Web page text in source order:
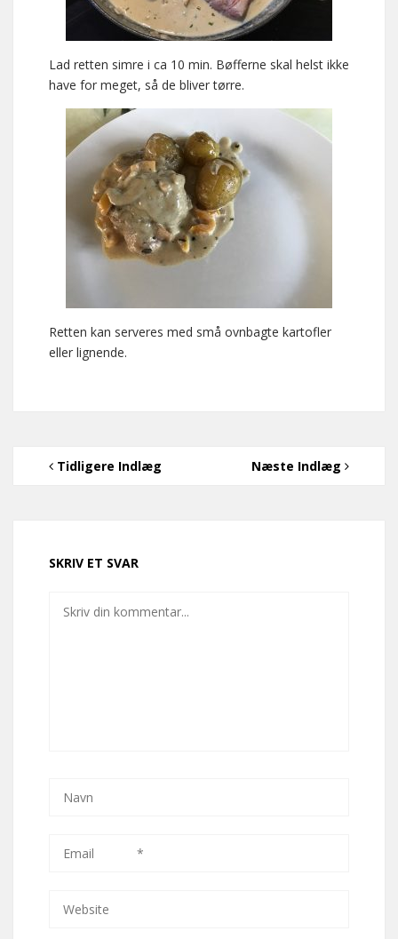
Lad retten simre i ca 10 min. Bøfferne skal helst ikke
have for meget, så de bliver tørre.
Retten kan serveres med små ovnbagte kartofler
eller lignende.
Tidligere Indlæg Næste Indlæg
SKRIV ET SVAR